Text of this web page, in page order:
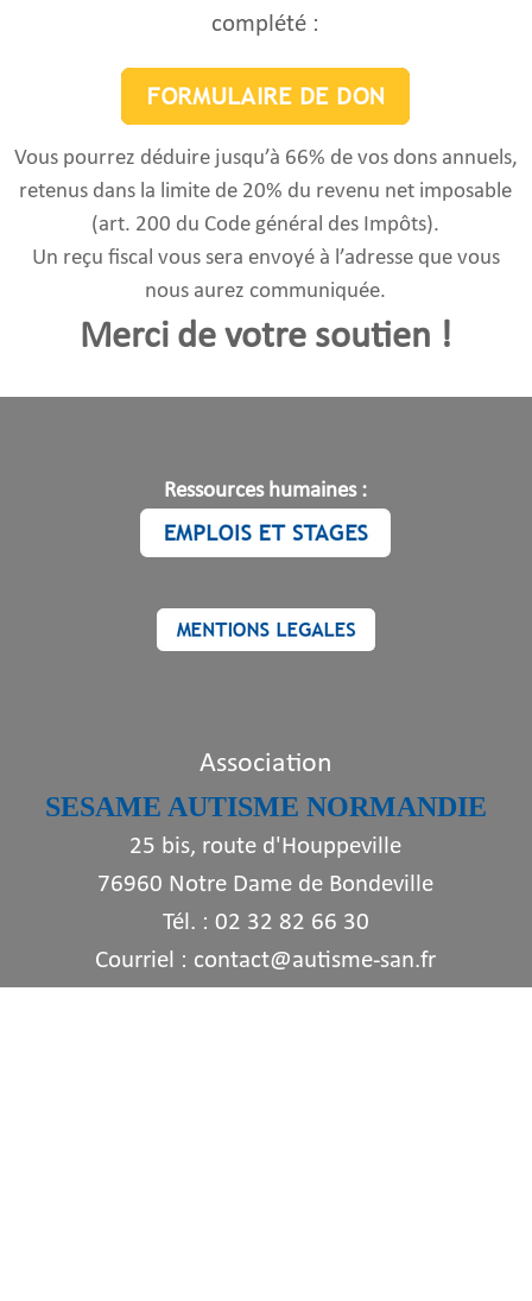
complété :
Vous pourrez déduire jusqu’à 66% de vos dons annuels,
retenus dans la limite de 20% du revenu net imposable
(art. 200 du Code général des Impôts).
Un reçu fiscal vous sera envoyé à l’adresse que vous
nous aurez communiquée.
Merci de votre soutien !
Ressources humaines :
Association
SESAME AUTISME NORMANDIE
25 bis, route d'Houppeville
76960 Notre Dame de Bondeville
Tél. : 02 32 82 66 30
Courriel : contact@autisme-san.fr